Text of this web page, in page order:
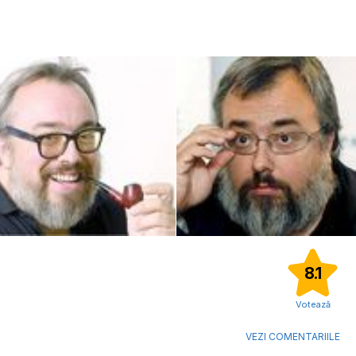
8.1
Votează
VEZI COMENTARIILE